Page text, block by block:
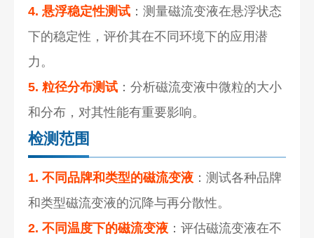
4. 悬浮稳定性测试 ：测量磁流变液在悬浮状态
下的稳定性，评价其在不同环境下的应用潜
力。
5. 粒径分布测试 ：分析磁流变液中微粒的大小
和分布，对其性能有重要影响。
检测范围
1. 不同品牌和类型的磁流变液 ：测试各种品牌
和类型磁流变液的沉降与再分散性。
2. 不同温度下的磁流变液 ：评估磁流变液在不